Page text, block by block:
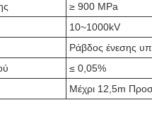
≥ 900 MPa
10~1000kV
Ράβδος ένεσης
≤ 0,05%
Μέχρι 12,5m